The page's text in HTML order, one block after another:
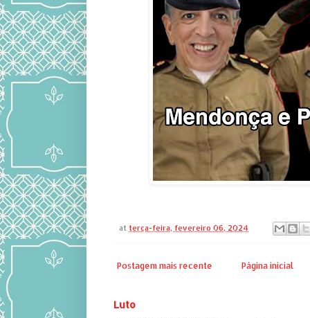
at terça-feira, fevereiro 06, 2024
Postagem mais recente Página inicial
Luto